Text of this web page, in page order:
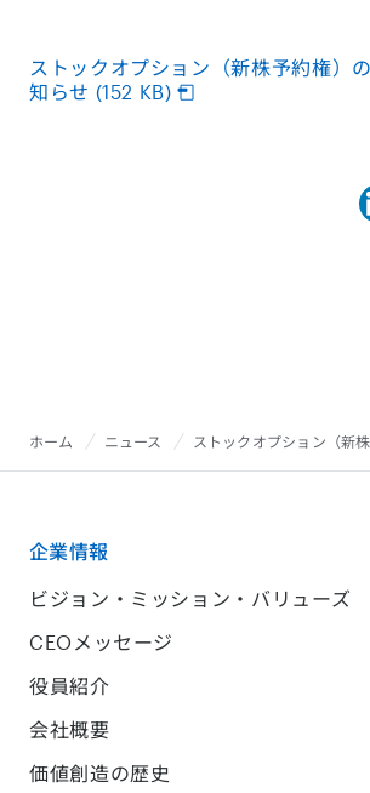
ストックオプション（新株予約権）
知らせ (152 KB)
ホーム ニュース ストックオプション（新
企業情報
ビジョン・ミッション・バリューズ
CEOメッセージ
役員紹介
会社概要
価値創造の歴史